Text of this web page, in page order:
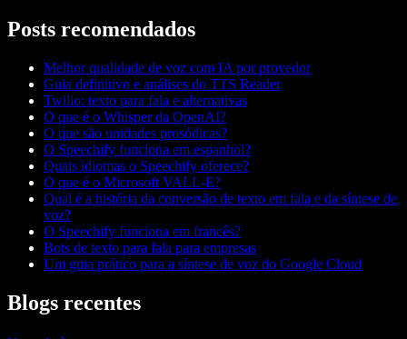
Posts recomendados
Melhor qualidade de voz com IA por provedor
Guia definitivo e análises do TTS Reader
Twilio: texto para fala e alternativas
O que é o Whisper da OpenAI?
O que são unidades prosódicas?
O Speechify funciona em espanhol?
Quais idiomas o Speechify oferece?
O que é o Microsoft VALL-E?
Qual é a história da conversão de texto em fala e da síntese de
voz?
O Speechify funciona em francês?
Bots de texto para fala para empresas
Um guia prático para a síntese de voz do Google Cloud
Blogs recentes